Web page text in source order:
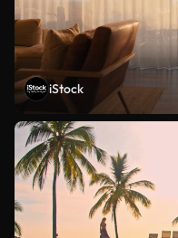
iStock